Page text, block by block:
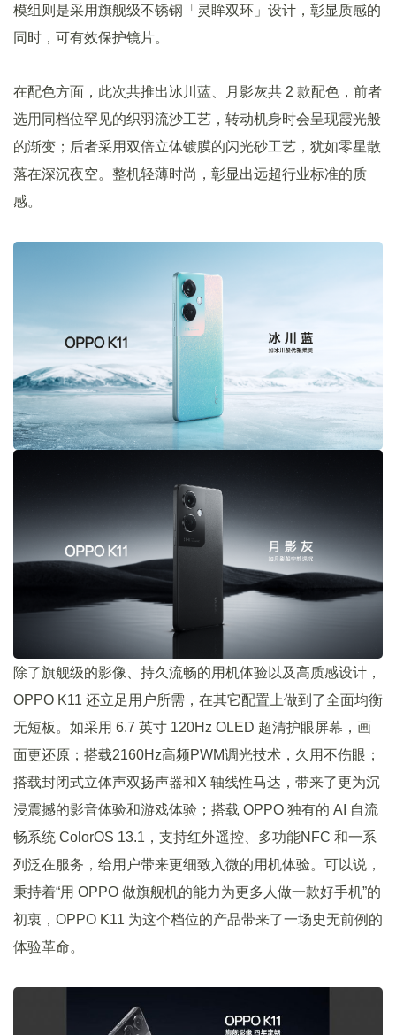
模组则是采用旗舰级不锈钢「灵眸双环」设计，彰显质感的
同时，可有效保护镜片。
在配色方面，此次共推出冰川蓝、月影灰共 2 款配色，前者
选用同档位罕见的织羽流沙工艺，转动机身时会呈现霞光般
的渐变；后者采用双倍立体镀膜的闪光砂工艺，犹如零星散
落在深沉夜空。整机轻薄时尚，彰显出远超行业标准的质
感。
除了旗舰级的影像、持久流畅的用机体验以及高质感设计，
OPPO K11 还立足用户所需，在其它配置上做到了全面均衡
无短板。如采用 6.7 英寸 120Hz OLED 超清护眼屏幕，画
面更还原；搭载2160Hz高频PWM调光技术，久用不伤眼；
搭载封闭式立体声双扬声器和X 轴线性马达，带来了更为沉
浸震撼的影音体验和游戏体验；搭载 OPPO 独有的 AI 自流
畅系统 ColorOS 13.1，支持红外遥控、多功能NFC 和一系
列泛在服务，给用户带来更细致入微的用机体验。可以说，
秉持着“用 OPPO 做旗舰机的能力为更多人做一款好手机”的
初衷，OPPO K11 为这个档位的产品带来了一场史无前例的
体验革命。